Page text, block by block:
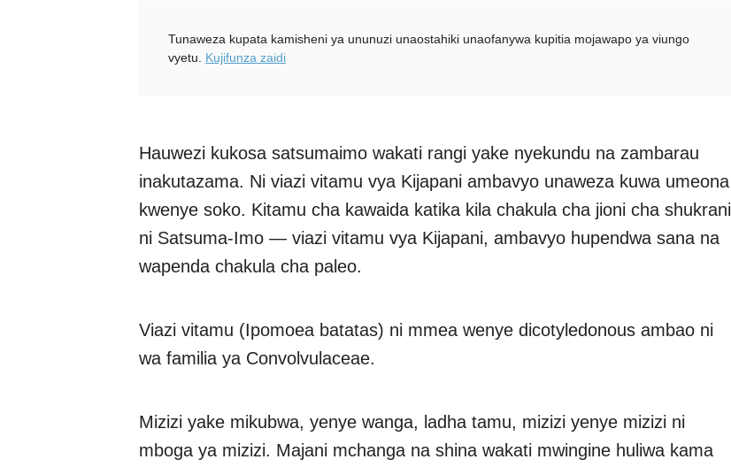
Tunaweza kupata kamisheni ya ununuzi unaostahiki unaofanywa kupitia mojawapo ya viungo
vyetu. Kujifunza zaidi
Hauwezi kukosa satsumaimo wakati rangi yake nyekundu na zambarau
inakutazama. Ni viazi vitamu vya Kijapani ambavyo unaweza kuwa umeona
kwenye soko. Kitamu cha kawaida katika kila chakula cha jioni cha shukrani
ni Satsuma-Imo — viazi vitamu vya Kijapani, ambavyo hupendwa sana na
wapenda chakula cha paleo.
Viazi vitamu (Ipomoea batatas) ni mmea wenye dicotyledonous ambao ni
wa familia ya Convolvulaceae.
Mizizi yake mikubwa, yenye wanga, ladha tamu, mizizi yenye mizizi ni
mboga ya mizizi. Majani mchanga na shina wakati mwingine huliwa kama